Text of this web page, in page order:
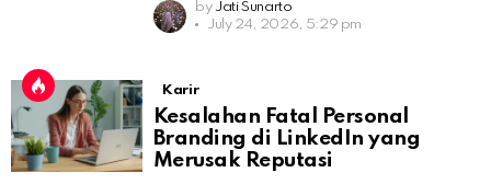
by Jati Sunarto
July 24, 2026, 5:29 pm
Karir
Kesalahan Fatal Personal
Branding di LinkedIn yang
Merusak Reputasi